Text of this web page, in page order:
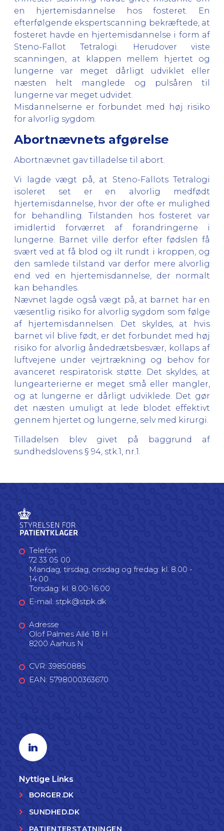
en hjertemisdannelse hos fosteret. En
efterfølgende ekspertscanning bekræftede, at
fosteret havde en hjertemisdannelse i form af
Steno-Fallot Tetralogi. Herudover viste
scanningen, at klappen mellem hjertet og
lungerne var meget dårligt udviklet eller
næsten helt manglede og pulsåren til
lungerne var meget udvidet.
Misdannelserne er forbundet med høj risiko
for alvorlig sygdom.
Abortnævnets afgørelse
Abortnævnet gav tilladelse til abort.
Vi lagde vægt på, at Steno-Fallots Tetralogi
isoleret set er en alvorlig medfødt
hjertemisdannelse, hvor der ofte er mulighed
for behandling. Tilstanden hos fosteret var
imidlertid forværret af forandringerne i
lungerne. Barnet ville derfor efter fødslen få
svært ved at få blod og ilt rundt i kroppen, og
den samlede tilstand var derfor mere alvorlig
end ved en hjertemisdannelse, der normalt
kan behandles.
Nævnet lagde også vægt på, at barnet har en
væsentlig risiko for alvorlig sygdom som følge
af hjertemisdannelsen. Det skyldes, at hvis
barnet vil blive født, er det forbundet med høj
risiko for alvorlig åndedrætsbesvær, kollaps af
luftvejene under vejrtrækning og behov for
avanceret respiratorisk støtte. Det skyldes, at
lungearterierne er meget små eller mangler,
og at lungerne er dårligt udviklede. Det gør
det næsten umuligt at lede blodet effektivt
gennem hjertet og lungerne, selv med kirurgi.
Tilladelsen blev givet på baggrund af
sundhedslovens § 94, stk.1, nr.1.
Telefon
72 33 05 00
Mandag, tirsdag, onsdag og fredag: kl. 8.00 -
14.00
Torsdag: kl. 8.00-16.00
E-mail: stpk@stpk.dk
Adresse
Olof Palmes Allé 18 H
8200 Aarhus N
CVR: 39850885
EAN: 5798000363670
Linkedin profil
Nyttige Links
BORGER.DK
SUNDHED.DK
PATIENTERSTATNINGEN